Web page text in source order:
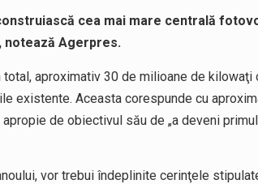
cea mai mare centrală
notează Agerpres.
aproximativ 30 de milioane de
existente. Aceasta corespunde cu
de obiectivul său de „a deveni
vor trebui îndeplinite cerinţele